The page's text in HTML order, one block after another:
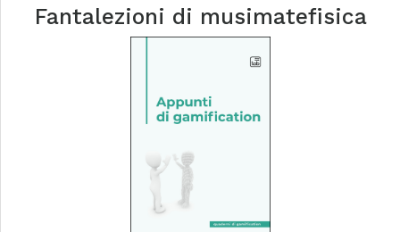
Fantalezioni di musimatefisica